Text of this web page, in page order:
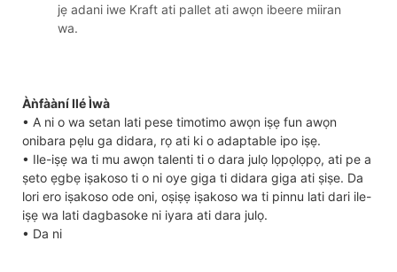
jẹ adani iwe Kraft ati pallet ati awọn ibeere miiran
wa.
Àǹfààní Ilé Ìwà
• A ni o wa setan lati pese timotimo awọn iṣẹ fun awọn
onibara pẹlu ga didara, rọ ati ki o adaptable ipo iṣẹ.
• Ile-iṣẹ wa ti mu awọn talenti ti o dara julọ lọpọlọpọ, ati pe a
ṣeto ẹgbẹ iṣakoso ti o ni oye giga ti didara giga ati ṣiṣe. Da
lori ero iṣakoso ode oni, oṣiṣẹ iṣakoso wa ti pinnu lati dari ile-
iṣẹ wa lati dagbasoke ni iyara ati dara julọ.
• Da ni